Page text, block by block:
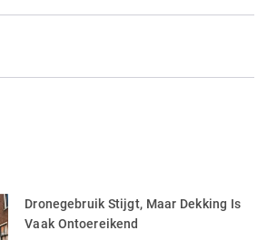
Dronegebruik Stijgt, Maar Dekking Is
Vaak Ontoereikend